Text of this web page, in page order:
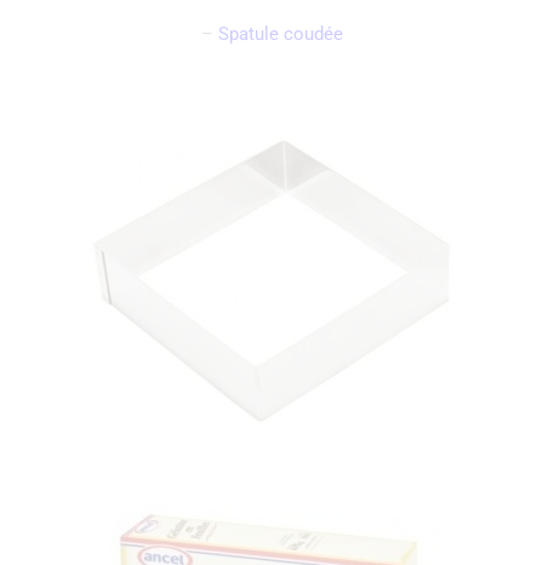
– Spatule coudée